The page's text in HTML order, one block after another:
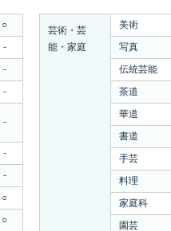
○
-
-
-
-
-
-
○
○
芸術・芸
能・家庭
美術
写真
伝統芸能
茶道
華道
書道
手芸
料理
家庭科
園芸